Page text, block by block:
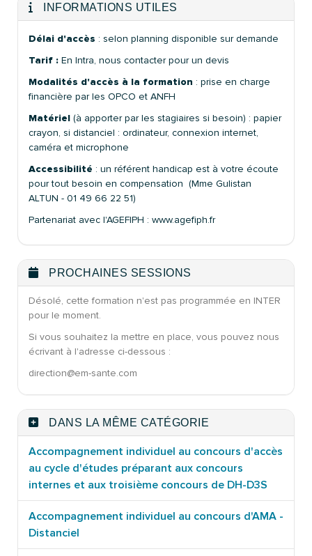
INFORMATIONS UTILES
Délai d'accès : selon planning disponible sur demande
Tarif : En Intra, nous contacter pour un devis
Modalités d'accès à la formation : prise en charge
financière par les OPCO et ANFH
Matériel (à apporter par les stagiaires si besoin) : papier
crayon, si distanciel : ordinateur, connexion internet,
caméra et microphone
Accessibilité : un référent handicap est à votre écoute
pour tout besoin en compensation (Mme Gulistan
ALTUN - 01 49 66 22 51)
Partenariat avec l'AGEFIPH : www.agefiph.fr
PROCHAINES SESSIONS
Désolé, cette formation n'est pas programmée en INTER
pour le moment.
Si vous souhaitez la mettre en place, vous pouvez nous
écrivant à l'adresse ci-dessous :
direction@em-sante.com
DANS LA MÊME CATÉGORIE
Accompagnement individuel au concours d'accès
au cycle d'études préparant aux concours
internes et aux troisième concours de DH-D3S
Accompagnement individuel au concours d'AMA -
Distanciel